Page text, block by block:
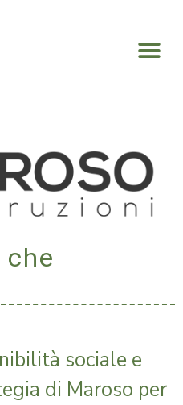
sociale e
di Maroso per